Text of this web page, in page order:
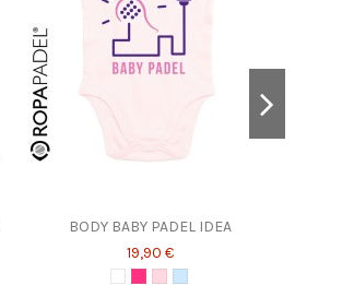
BODY BABY PADEL IDEA
19,90 €